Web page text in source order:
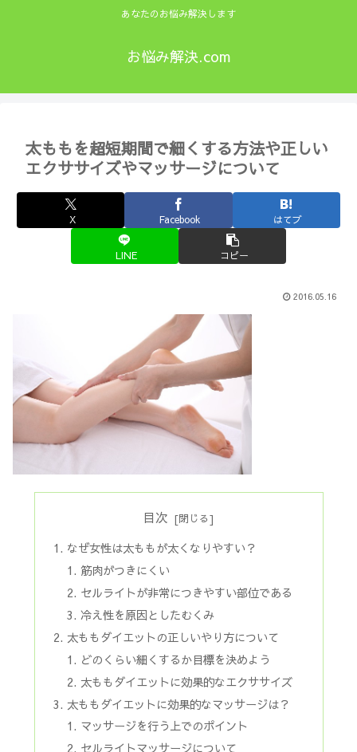
あなたのお悩み解決します
お悩み解決.com
太ももを超短期間で細くする方法や正しい
エクササイズやマッサージについて
X Facebook はてブ
LINE コピー
2016.05.16
目次
なぜ女性は太ももが太くなりやすい？
筋肉がつきにくい
セルライトが非常につきやすい部位である
冷え性を原因としたむくみ
太ももダイエットの正しいやり方について
どのくらい細くするか目標を決めよう
太ももダイエットに効果的なエクササイズ
太ももダイエットに効果的なマッサージは？
マッサージを行う上でのポイント
セルライトマッサージについて